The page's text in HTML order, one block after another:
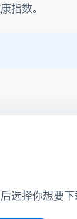
指数。
选择你想要下